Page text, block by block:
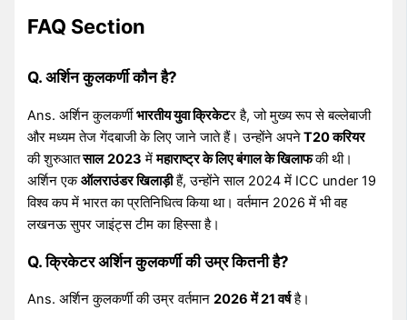
FAQ Section
Q. अर्शिन कुलकर्णी कौन है?
Ans. अर्शिन कुलकर्णीभारतीय युवा क्रिकेटर है, जो मुख्य रूप से बल्लेबाजी
और मध्यम तेज गेंदबाजी के लिए जाने जाते हैं। उन्होंने अपनेT20 करियर
की शुरुआतसाल 2023 मेंमहाराष्ट्र के लिए बंगाल के खिलाफकी थी।
अर्शिन एकऑलराउंडर खिलाड़ीहैं, उन्होंने साल 2024 में ICC under 19
विश्व कप में भारत का प्रतिनिधित्व किया था। वर्तमान 2026 में भी वह
लखनऊ सुपर जाइंट्स टीम का हिस्सा है।
Q. क्रिकेटर अर्शिन कुलकर्णी की उम्र कितनी है?
Ans. अर्शिन कुलकर्णी की उम्र वर्तमान2026 में 21 वर्षहै।